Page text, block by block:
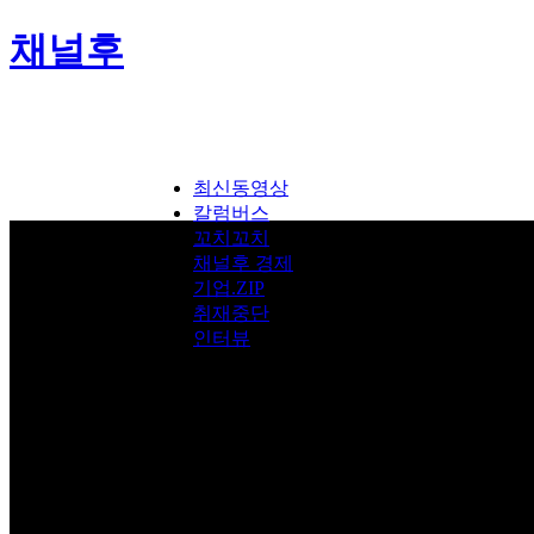
채널후
최신동영상
칼럼버스
꼬치꼬치
채널후 경제
기업.ZIP
취재중단
인터뷰